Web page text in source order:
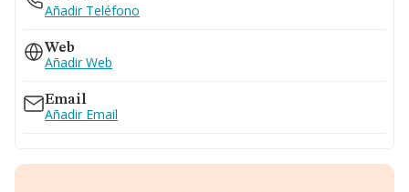
Añadir Teléfono
Web
Añadir Web
Email
Añadir Email